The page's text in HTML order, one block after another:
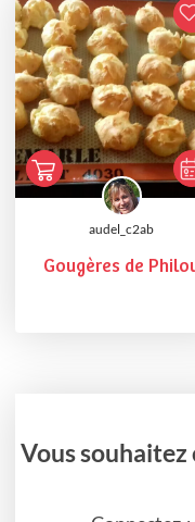
audel_c2ab
Gougères de
Vous